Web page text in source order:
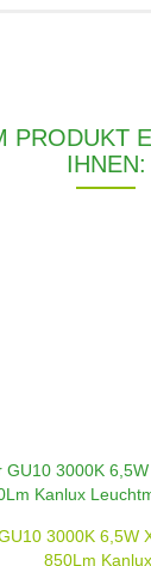
PRODUKT
IHNEN:
3000K 6,5W
850Lm